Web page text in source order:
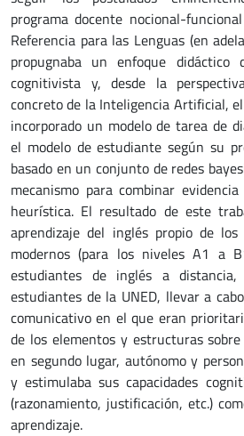
programa docente nocional-
Referencia para las Lenguas (en
propugnaba un enfoque didáctico
cognitivista y, desde la
concreto de la Inteligencia Artificial,
incorporado un modelo de tarea de
el modelo de estudiante según su
basado en un conjunto de redes
mecanismo para combinar
heurística. El resultado de este
aprendizaje del inglés propio de los
modernos (para los niveles A1 a
estudiantes de inglés a
estudiantes de la UNED, llevar a
comunicativo en el que eran
de los elementos y estructuras
en segundo lugar, autónomo y
y estimulaba sus capacidades
(razonamiento, justificación, etc.)
aprendizaje.